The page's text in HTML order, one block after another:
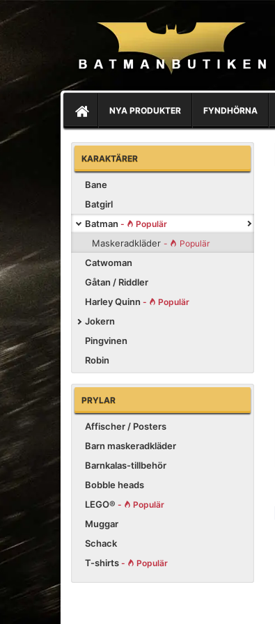
NYA PRODUKTER FYNDHÖRNA
KARAKTÄRER
Bane
Batgirl
Batman - Populär
Maskeradkläder - Populär
Catwoman
Gåtan / Riddler
Harley Quinn - Populär
Jokern
Pingvinen
Robin
PRYLAR
Affischer / Posters
Barn maskeradkläder
Barnkalas-tillbehör
Bobble heads
LEGO® - Populär
Muggar
Schack
T-shirts - Populär